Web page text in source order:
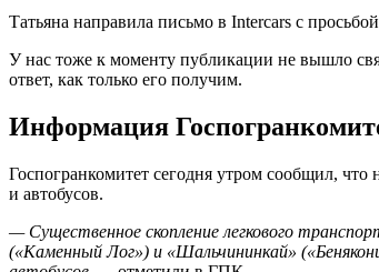
Татьяна направила письмо в Intercars с
У нас тоже к моменту публикации не вышло
ответ, как только его получим.
Информация
Госпогранкомитет сегодня утром сообщил, что
и автобусов.
— Существенное скопление легкового
(«Каменный Лог») и «Шальчининкай»